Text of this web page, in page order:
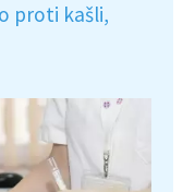
proti kašli,